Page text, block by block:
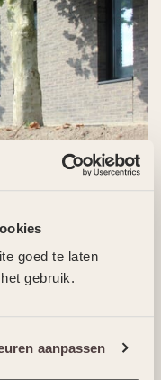
goed te laten
gebruik.
aanpassen